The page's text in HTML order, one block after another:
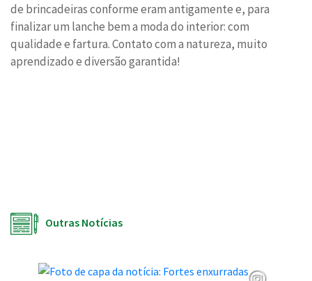
de brincadeiras conforme eram antigamente e, para
finalizar um lanche bem a moda do interior: com
qualidade e fartura. Contato com a natureza, muito
aprendizado e diversão garantida!
Outras Notícias